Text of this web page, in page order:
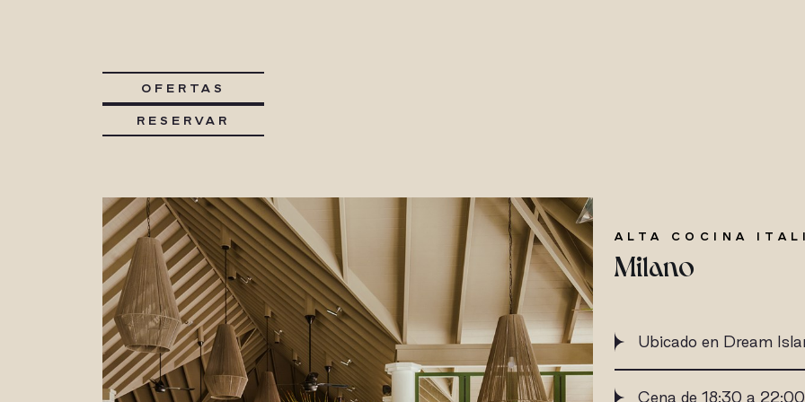
OFERTAS
RESERVAR
ALTA COCINA
Milano
Ubicado en Dream
Cena de 18:30 a 22:00